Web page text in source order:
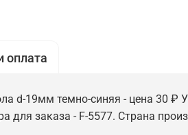
оплата
d-19мм темно-синяя - цена 30 ₽
для заказа - F-5577. Страна